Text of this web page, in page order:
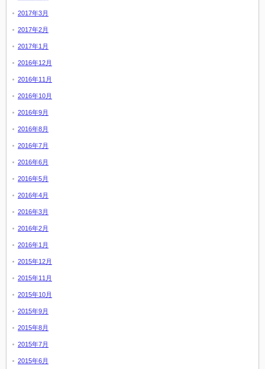
2017年3月
2017年2月
2017年1月
2016年12月
2016年11月
2016年10月
2016年9月
2016年8月
2016年7月
2016年6月
2016年5月
2016年4月
2016年3月
2016年2月
2016年1月
2015年12月
2015年11月
2015年10月
2015年9月
2015年8月
2015年7月
2015年6月